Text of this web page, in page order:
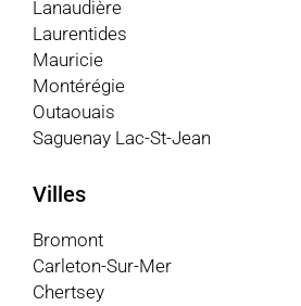
Lanaudière
Laurentides
Mauricie
Montérégie
Outaouais
Saguenay Lac-St-Jean
Villes
Bromont
Carleton-Sur-Mer
Chertsey